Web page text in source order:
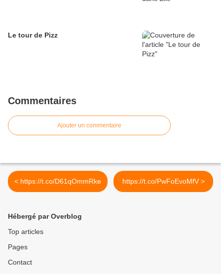
Le tour de Pizz
Commentaires
Ajouter un commentaire
< https://t.co/D61qOmmRke https://t.co/PwFoEvoMfV >
Hébergé par Overblog
Top articles
Pages
Contact